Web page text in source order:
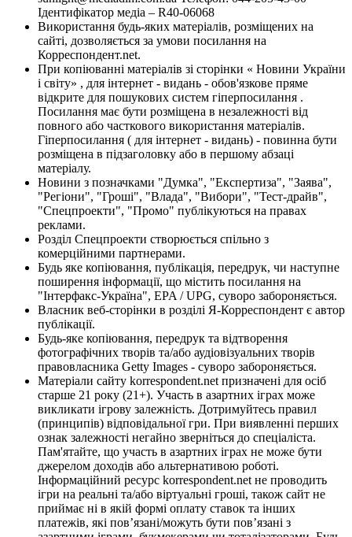
Ідентифікатор медіа – R40-06068
Використання будь-яких матеріалів, розміщених на
сайті, дозволяється за умови посилання на
Корреспондент.net.
При копіюванні матеріалів зі сторінки « Новини України
і світу» , для інтернет - видань - обов'язкове пряме
відкрите для пошукових систем гіперпосилання .
Посилання має бути розміщена в незалежності від
повного або часткового використання матеріалів.
Гіперпосилання ( для інтернет - видань) - повинна бути
розміщена в підзаголовку або в першому абзаці
матеріалу.
Новини з позначками "Думка", "Експертиза", "Заява",
"Регіони", "Гроші", "Влада", "Вибори", "Тест-драйв",
"Спецпроекти", "Промо" публікуються на правах
реклами.
Розділ Спецпроекти створюється спільно з
комерційними партнерами.
Будь яке копіювання, публікація, передрук, чи наступне
поширення інформації, що містить посилання на
"Інтерфакс-Україна", EPA / UPG, суворо забороняється.
Власник веб-сторінки в розділі Я-Корреспондент є автор
публікації.
Будь-яке копіювання, передрук та відтворення
фотографічних творів та/або аудіовізуальних творів
правовласника Getty Images - суворо забороняється.
Матеріали сайту korrespondent.net призначені для осіб
старше 21 року (21+). Участь в азартних іграх може
викликати ігрову залежність. Дотримуйтесь правил
(принципів) відповідальної гри. При виявленні перших
ознак залежності негайно зверніться до спеціаліста.
Пам'ятайте, що участь в азартних іграх не може бути
джерелом доходів або альтернативою роботі.
Інформаційний ресурс korrespondent.net не проводить
ігри на реальні та/або віртуальні гроші, також сайт не
приймає ні в якій формі оплату ставок та інших
платежів, які пов’язані/можуть бути пов’язані з